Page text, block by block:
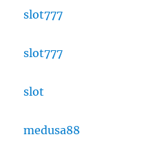
slot777
slot777
slot
medusa88